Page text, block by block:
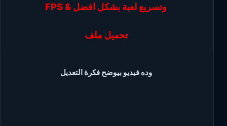
تحميل ملف